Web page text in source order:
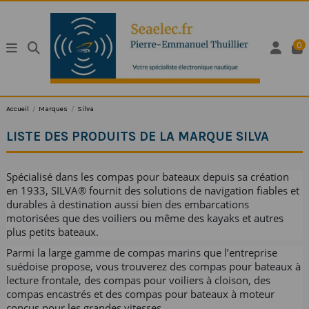
0
Accueil Marques Silva
LISTE DES PRODUITS DE LA MARQUE SILVA
Spécialisé dans les compas pour bateaux depuis sa création
en 1933, SILVA® fournit des solutions de navigation fiables et
durables à destination aussi bien des embarcations
motorisées que des voiliers ou même des kayaks et autres
plus petits bateaux.
Parmi la large gamme de compas marins que l’entreprise
suédoise propose, vous trouverez des compas pour bateaux à
lecture frontale, des compas pour voiliers à cloison, des
compas encastrés et des compas pour bateaux à moteur